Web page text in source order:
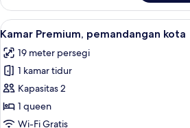
Kamar
Quadruple
Premium,
gunung
Lihat
semua
foto
untuk
Kamar
Premium,
pemandangan
Kamar
7
Kamar Premium, pemandangan kota
19 meter persegi
1 kamar tidur
Kapasitas 2
1 queen
Wi-Fi Gratis